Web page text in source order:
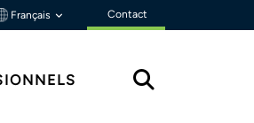
Français Contact